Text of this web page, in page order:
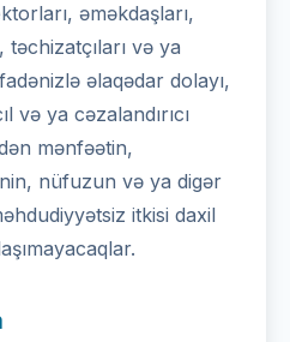
əməkdaşları,
və ya
əlaqədar dolayı,
və ya cəzalandırıcı
mənfəətin,
nüfuzun və ya digər
itkisi daxil